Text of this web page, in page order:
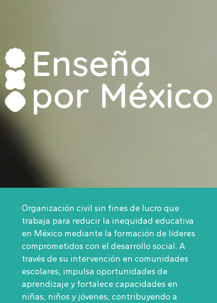
Organización civil sin fines de lucro que
trabaja para reducir la inequidad educativa
en México mediante la formación de líderes
comprometidos con el desarrollo social. A
través de su intervención en comunidades
escolares, impulsa oportunidades de
aprendizaje y fortalece capacidades en
niñas, niños y jóvenes, contribuyendo a